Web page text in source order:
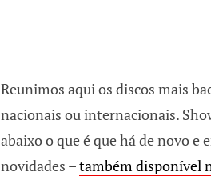
Reunimos aqui os discos mais
nacionais ou internacionais.
abaixo o que é que há de novo e
novidades –também disponível